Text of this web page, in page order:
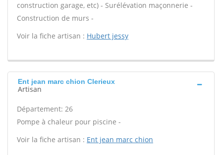
construction garage, etc) - Surélévation maçonnerie -
Construction de murs -
Voir la fiche artisan : Hubert jessy
Ent jean marc chion Clerieux
Artisan
Département: 26
Pompe à chaleur pour piscine -
Voir la fiche artisan : Ent jean marc chion